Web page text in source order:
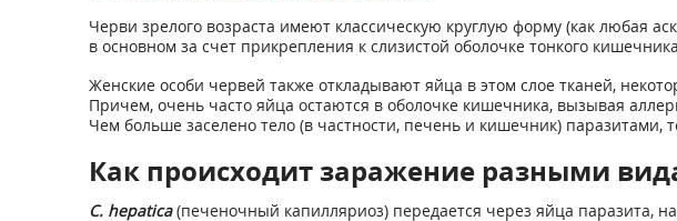
Черви зрелого возраста имеют классическую круглую форму (как любая
в основном за счет прикрепления к слизистой оболочке тонкого
Женские особи червей также откладывают яйца в этом слое тканей,
Причем, очень часто яйца остаются в оболочке кишечника, вызывая
Чем больше заселено тело (в частности, печень и кишечник)
Как происходит заражение разными
C. hepatica(печеночный капилляриоз) передается через яйца паразита,